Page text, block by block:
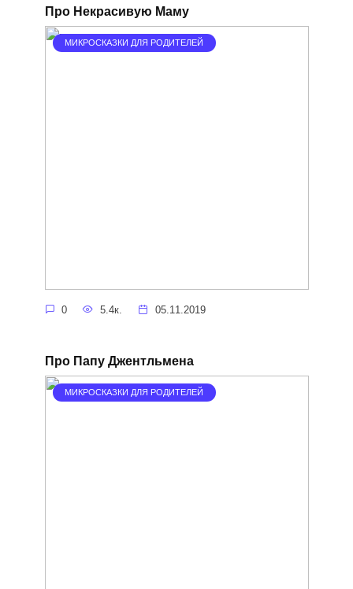
Про Некрасивую Маму
МИКРОСКАЗКИ ДЛЯ РОДИТЕЛЕЙ
0 5.4к. 05.11.2019
Про Папу Джентльмена
МИКРОСКАЗКИ ДЛЯ РОДИТЕЛЕЙ